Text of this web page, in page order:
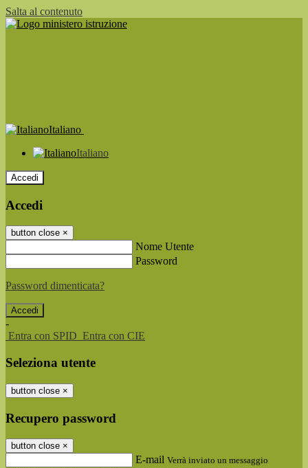
Salta al contenuto
Italiano
Italiano
Accedi
Accedi
button close ×
Nome Utente
Password
Password dimenticata?
-
Entra con SPID Entra con CIE
Seleziona utente
button close ×
Recupero password
button close ×
E-mail Verrà inviato un messaggio